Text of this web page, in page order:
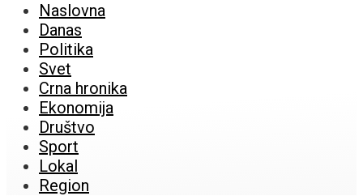
Naslovna
Danas
Politika
Svet
Crna hronika
Ekonomija
Društvo
Sport
Lokal
Region